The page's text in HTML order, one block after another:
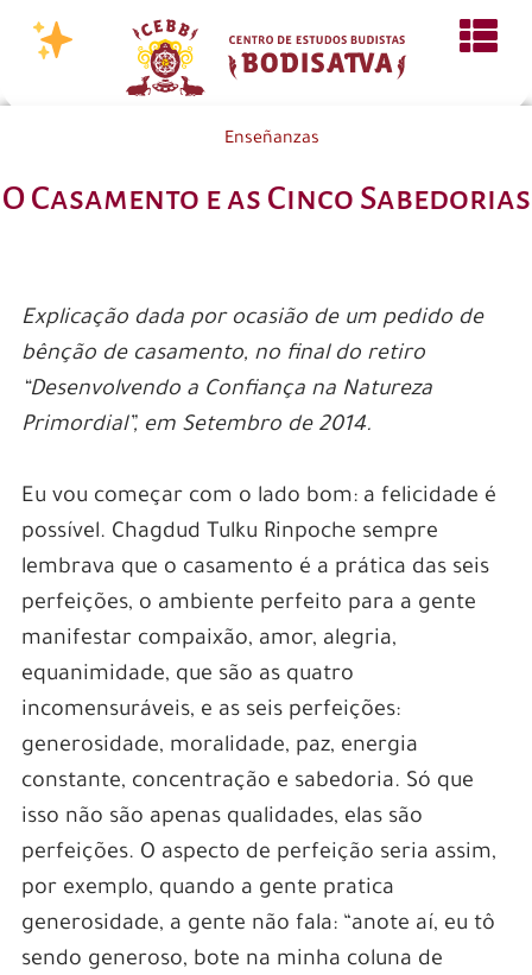
Enseñanzas
O Casamento e as Cinco Sabedorias
Explicação dada por ocasião de um pedido de
bênção de casamento, no final do retiro
“Desenvolvendo a Confiança na Natureza
Primordial”, em Setembro de 2014.
Eu vou começar com o lado bom: a felicidade é
possível. Chagdud Tulku Rinpoche sempre
lembrava que o casamento é a prática das seis
perfeições, o ambiente perfeito para a gente
manifestar compaixão, amor, alegria,
equanimidade, que são as quatro
incomensuráveis, e as seis perfeições:
generosidade, moralidade, paz, energia
constante, concentração e sabedoria. Só que
isso não são apenas qualidades, elas são
perfeições. O aspecto de perfeição seria assim,
por exemplo, quando a gente pratica
generosidade, a gente não fala: “anote aí, eu tô
sendo generoso, bote na minha coluna de